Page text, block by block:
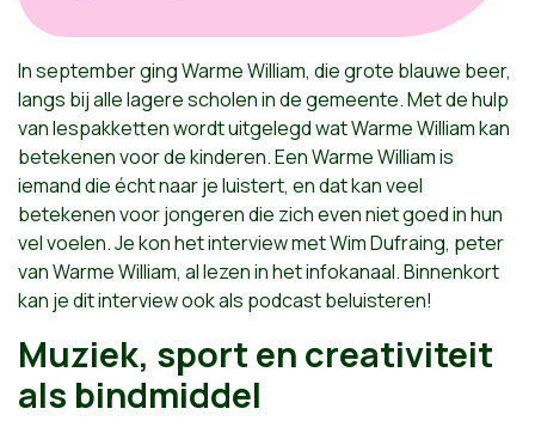
In september ging Warme William, die grote blauwe beer,
langs bij alle lagere scholen in de gemeente. Met de hulp
van lespakketten wordt uitgelegd wat Warme William kan
betekenen voor de kinderen. Een Warme William is
iemand die écht naar je luistert, en dat kan veel
betekenen voor jongeren die zich even niet goed in hun
vel voelen. Je kon het interview met Wim Dufraing, peter
van Warme William, al lezen in het infokanaal. Binnenkort
kan je dit interview ook als podcast beluisteren!
Muziek, sport en creativiteit
als bindmiddel